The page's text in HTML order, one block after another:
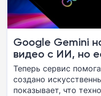
Google Gemini
видео с ИИ, но
Теперь сервис
создано
показывает, что